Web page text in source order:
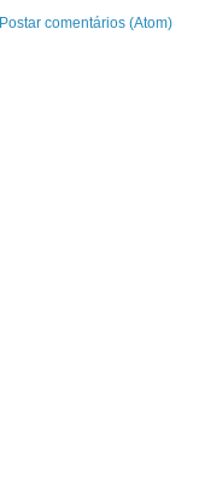
Postar comentários (Atom)